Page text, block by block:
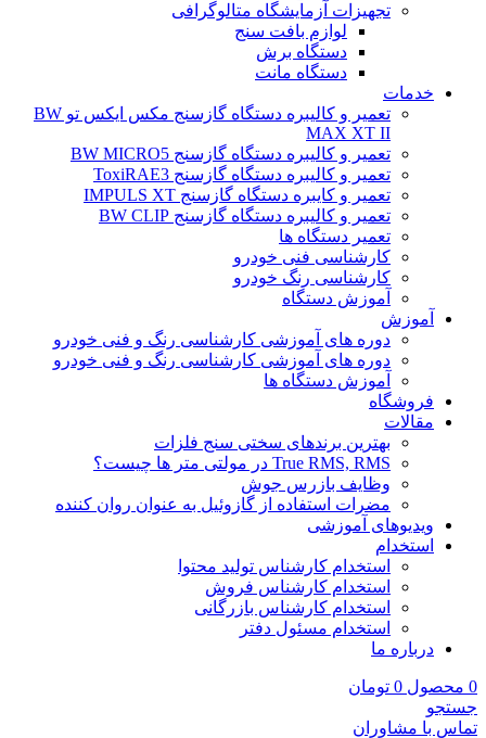
تجهیزات آزمایشگاه متالوگرافی
لوازم بافت سنج
دستگاه برش
دستگاه مانت
خدمات
تعمیر و کالیبره دستگاه گازسنج مکس ایکس تو BW
MAX XT II
تعمیر و کالیبره دستگاه گازسنج BW MICRO5
تعمیر و کالیبره دستگاه گازسنج ToxiRAE3
تعمیر و کایبره دستگاه گازسنج IMPULS XT
تعمیر و کالیبره دستگاه گازسنج BW CLIP
تعمیر دستگاه ها
کارشناسی فنی خودرو
کارشناسی رنگ خودرو
آموزش دستگاه
آموزش
دوره های آموزشی کارشناسی رنگ و فنی خودرو
دوره های آموزشی کارشناسی رنگ و فنی خودرو
آموزش دستگاه ها
فروشگاه
مقالات
بهترین برندهای سختی سنج فلزات
True RMS, RMS در مولتی متر ها چیست؟
وظایف بازرس جوش
مضرات استفاده از گازوئیل به عنوان روان کننده
ویدیوهای آموزشی
استخدام
استخدام کارشناس تولید محتوا
استخدام کارشناس فروش
استخدام کارشناس بازرگانی
استخدام مسئول دفتر
درباره ما
0 محصول 0 تومان
جستجو
تماس با مشاوران